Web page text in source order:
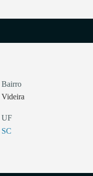
Bairro
Videira
UF
SC